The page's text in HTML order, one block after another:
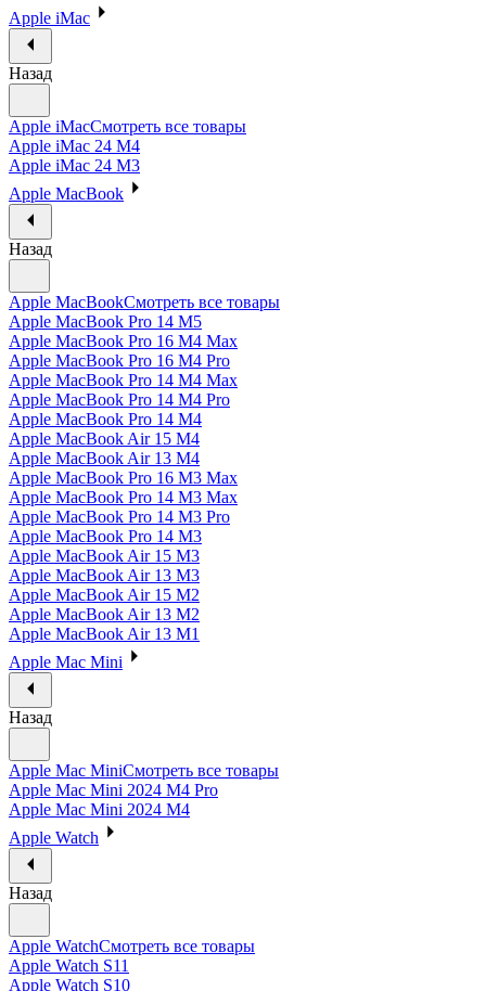
Apple iMac
Назад
Apple iMacСмотреть все товары
Apple iMac 24 M4
Apple iMac 24 M3
Apple MacBook
Назад
Apple MacBookСмотреть все товары
Apple MacBook Pro 14 M5
Apple MacBook Pro 16 M4 Max
Apple MacBook Pro 16 M4 Pro
Apple MacBook Pro 14 M4 Max
Apple MacBook Pro 14 M4 Pro
Apple MacBook Pro 14 M4
Apple MacBook Air 15 M4
Apple MacBook Air 13 M4
Apple MacBook Pro 16 M3 Max
Apple MacBook Pro 14 M3 Max
Apple MacBook Pro 14 M3 Pro
Apple MacBook Pro 14 M3
Apple MacBook Air 15 M3
Apple MacBook Air 13 M3
Apple MacBook Air 15 M2
Apple MacBook Air 13 M2
Apple MacBook Air 13 M1
Apple Mac Mini
Назад
Apple Mac MiniСмотреть все товары
Apple Mac Mini 2024 M4 Pro
Apple Mac Mini 2024 M4
Apple Watch
Назад
Apple WatchСмотреть все товары
Apple Watch S11
Apple Watch S10